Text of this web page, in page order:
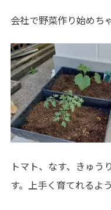
会社で野菜作り始めち
トマト、なす、きゅう
す。上手く育てれるよ